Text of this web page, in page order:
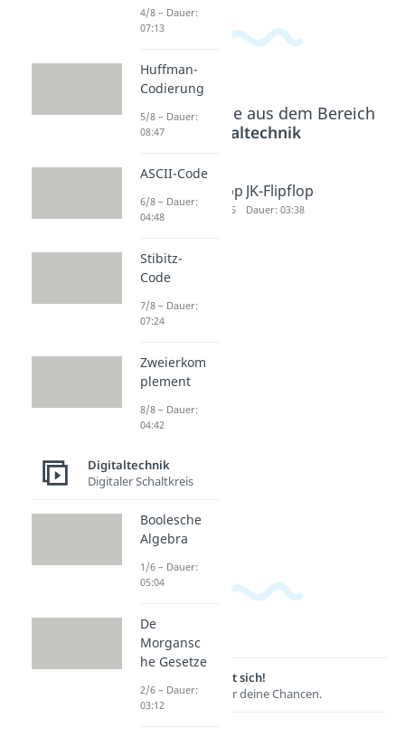
Beliebte Inhalte aus dem Bereich
Digitaltechnik
Flipflop
D-Flipflop
Dauer: 03:55
JK-Flipflop
Dauer: 03:38
Lernen lohnt sich!
Entdecke hier deine Chancen.
4/8 – Dauer:
07:13
Huffman-
Codierung
5/8 – Dauer:
08:47
ASCII-Code
6/8 – Dauer:
04:48
Stibitz-
Code
7/8 – Dauer:
07:24
Zweierkom
plement
8/8 – Dauer:
04:42
Digitaltechnik
Digitaler Schaltkreis
Boolesche
Algebra
1/6 – Dauer:
05:04
De
Morgansc
he Gesetze
2/6 – Dauer:
03:12